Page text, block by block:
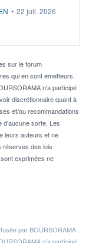
• 22 juil. 2026
sur le forum
qui en sont émetteurs.
n'a participé
discrétionnaire quant à
et/ou recommandations
d'aucune sorte. Les
leurs auteurs et ne
réserves des lois
exprimées ne
par BOURSORAMA .